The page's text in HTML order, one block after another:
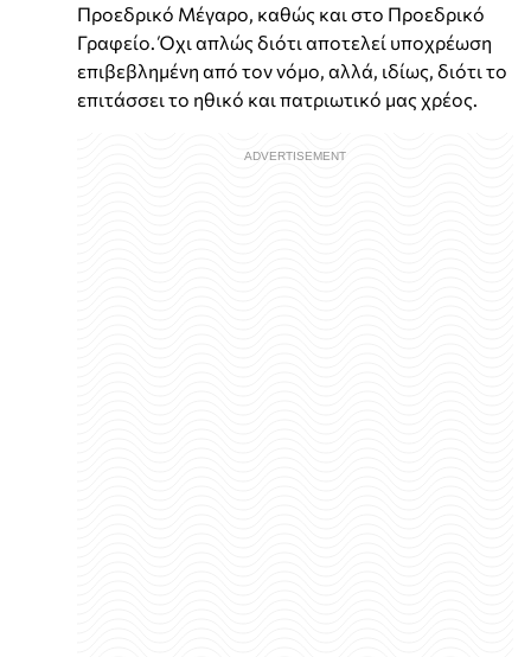
Προεδρικό Μέγαρο, καθώς και στο Προεδρικό
Γραφείο. Όχι απλώς διότι αποτελεί υποχρέωση
επιβεβλημένη από τον νόμο, αλλά, ιδίως, διότι το
επιτάσσει το ηθικό και πατριωτικό μας χρέος.